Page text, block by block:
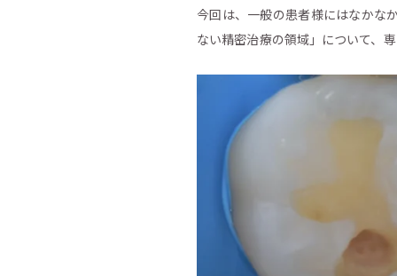
今回は、一般の患者様にはなかな
ない精密治療の領域」について、